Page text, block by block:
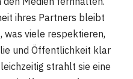
ihres Partners bleibt
was viele respektieren,
und Öffentlichkeit klar
strahlt sie eine